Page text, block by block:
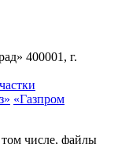
400001, г.
«Газпром
числе, файлы